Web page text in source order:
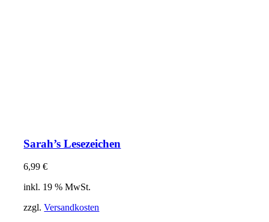
Sarah’s Lesezeichen
6,99€
inkl. 19 % MwSt.
zzgl.Versandkosten